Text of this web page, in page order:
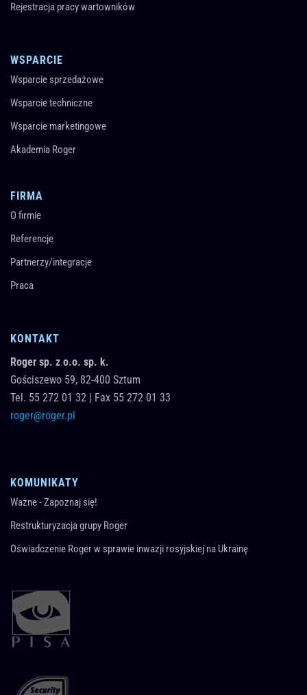
Rejestracja pracy wartowników
WSPARCIE
Wsparcie sprzedażowe
Wsparcie techniczne
Wsparcie marketingowe
Akademia Roger
FIRMA
O firmie
Referencje
Partnerzy/integracje
Praca
KONTAKT
Roger sp. z o.o. sp. k.
Gościszewo 59, 82-400 Sztum
Tel. 55 272 01 32 | Fax 55 272 01 33
roger@roger.pl
KOMUNIKATY
Ważne - Zapoznaj się!
Restrukturyzacja grupy Roger
Oświadczenie Roger w sprawie inwazji rosyjskiej na Ukrainę